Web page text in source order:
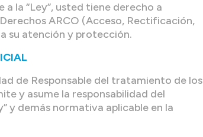
la “Ley”, usted tiene derecho a
ARCO (Acceso, Rectificación,
su atención y protección.
de Responsable del tratamiento de los
y asume la responsabilidad del
y demás normativa aplicable en la